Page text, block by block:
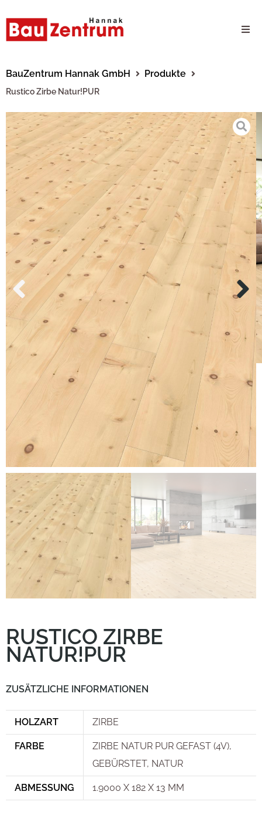
Unternehmen
24/7 Schauraum
Produkte
Karriere
Kundenservice
BauZentrum Hannak GmbH Produkte
Rustico Zirbe Natur!PUR
RUSTICO ZIRBE
NATUR!PUR
ZUSÄTZLICHE INFORMATIONEN
HOLZART ZIRBE
FARBE
ZIRBE NATUR PUR GEFAST (4V),
GEBÜRSTET, NATUR
ABMESSUNG 1.9000 X 182 X 13 MM